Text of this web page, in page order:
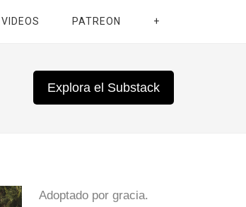
VIDEOS PATREON +
Explora el Substack
Adoptado por gracia.